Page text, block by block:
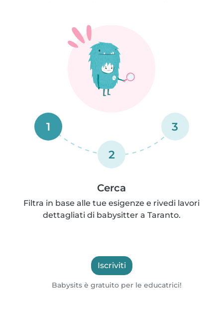
1
2
3
Cerca
Filtra in base alle tue esigenze e rivedi lavori
dettagliati di babysitter a Taranto.
Iscriviti
Babysits è gratuito per le educatrici!